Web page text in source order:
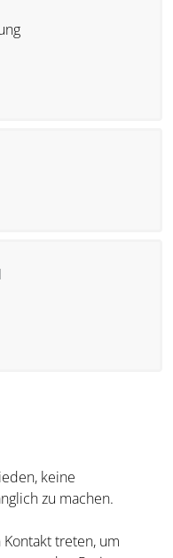
keine
zu machen.
treten, um